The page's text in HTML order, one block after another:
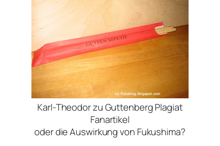
Karl-Theodor zu Guttenberg Plagiat
Fanartikel
oder die Auswirkung von Fukushima?